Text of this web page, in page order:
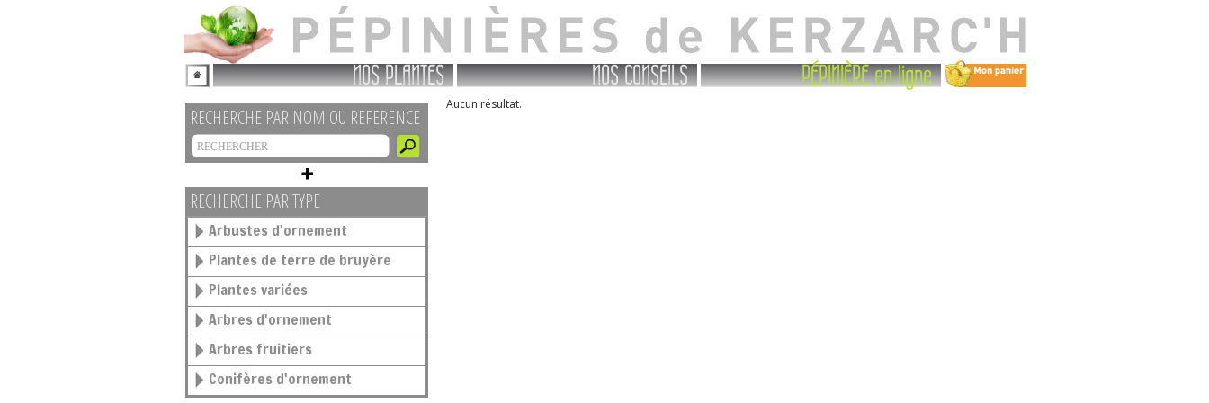
NOS PLANTES NOS CONSEILS PÉPINIÈRE en ligne
RECHERCHE PAR NOM OU REFERENCE
RECHERCHE PAR TYPE
Arbustes d'ornement
Plantes de terre de bruyère
Plantes variées
Arbres d'ornement
Arbres fruitiers
Conifères d'ornement
Aucun résultat.